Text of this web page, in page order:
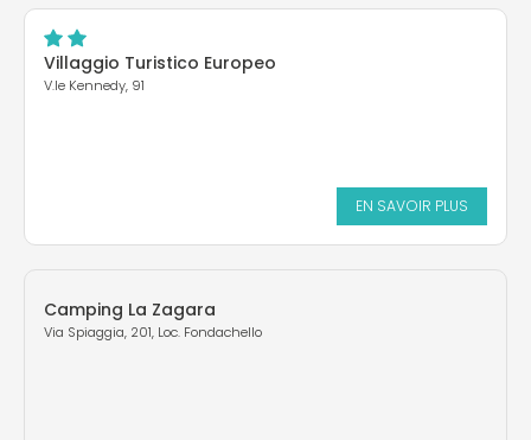
Villaggio Turistico Europeo
V.le Kennedy, 91
EN SAVOIR PLUS
Camping La Zagara
Via Spiaggia, 201, Loc. Fondachello